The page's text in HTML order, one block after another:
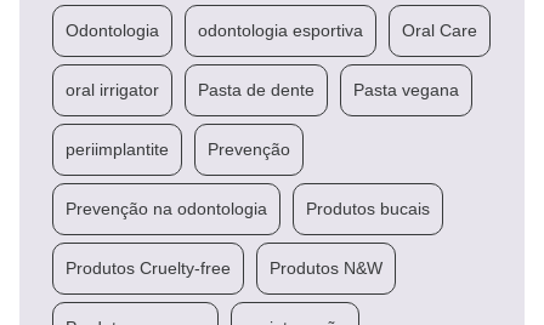
Odontologia odontologia esportiva Oral Care
oral irrigator Pasta de dente Pasta vegana
periimplantite Prevenção
Prevenção na odontologia Produtos bucais
Produtos Cruelty-free Produtos N&W